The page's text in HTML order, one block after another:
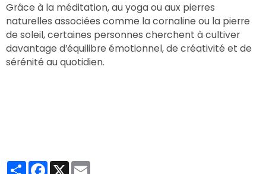
Grâce à la méditation, au yoga ou aux pierres
naturelles associées comme la cornaline ou la pierre
de soleil, certaines personnes cherchent à cultiver
davantage d’équilibre émotionnel, de créativité et de
sérénité au quotidien.
PartagerFacebook
X